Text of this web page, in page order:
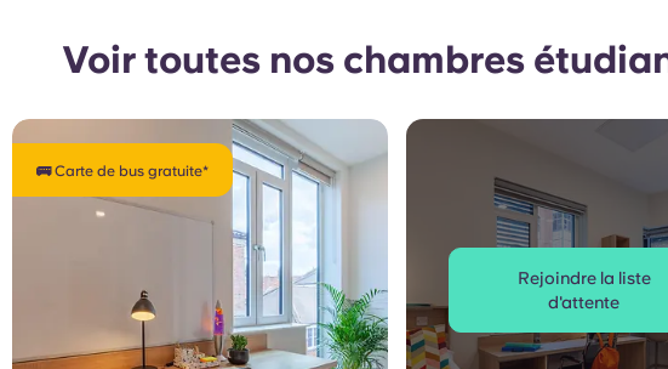
Voir toutes nos chambres
🚌 Carte de bus gratuite*
Rejoindre la liste
d'attente